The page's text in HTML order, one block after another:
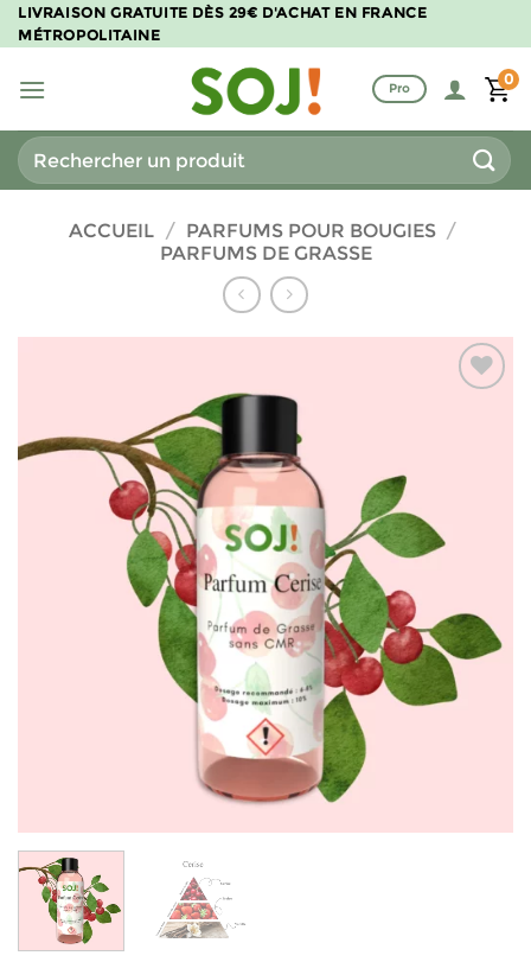
Passer
au
LIVRAISON GRATUITE DÈS 29€ D'ACHAT EN FRANCE
MÉTROPOLITAINE
Pro
0
Recherche
pour :
ACCUEIL / PARFUMS POUR BOUGIES /
PARFUMS DE GRASSE